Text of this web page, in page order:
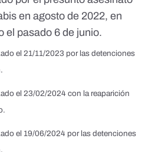
en agosto de 2022, en
el pasado 6 de junio.
el 21/11/2023 por las detenciones
el 23/02/2024 con la reaparición
el 19/06/2024 por las detenciones